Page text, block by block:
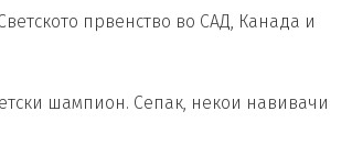
првенство во САД, Канада и
шампион. Сепак, некои навивачи